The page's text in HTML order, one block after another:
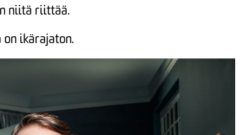
niitä riittää.
on ikärajaton.